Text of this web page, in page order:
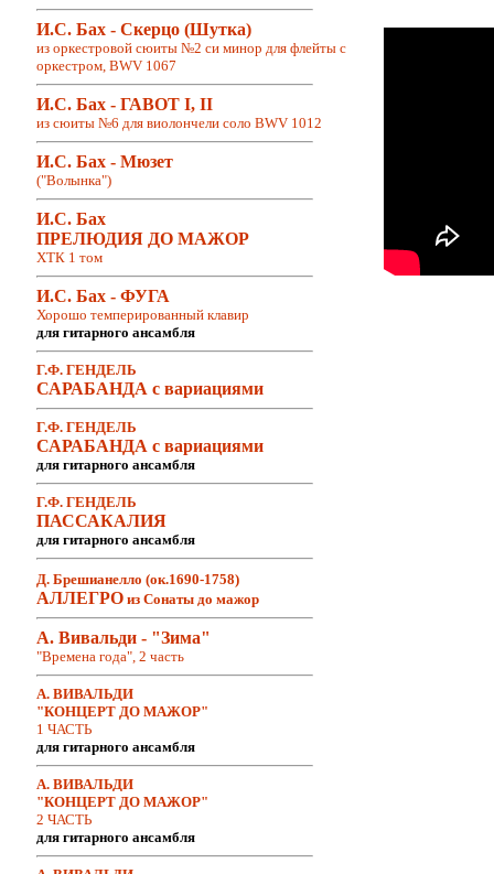
И.С. Бах - Скерцо (Шутка)
из оркестровой сюиты №2 си минор для флейты с
оркестром, BWV 1067
И.С. Бах - ГАВОТ I, II
из сюиты №6 для виолончели соло BWV 1012
И.С. Бах - Мюзет
("Волынка")
И.С. Бах
ПРЕЛЮДИЯ ДО МАЖОР
ХТК 1 том
И.С. Бах - ФУГА
Хорошо темперированный клавир
для гитарного ансамбля
Г.Ф. ГЕНДЕЛЬ
САРАБАНДА с вариациями
Г.Ф. ГЕНДЕЛЬ
САРАБАНДА с вариациями
для гитарного ансамбля
Г.Ф. ГЕНДЕЛЬ
ПАССАКАЛИЯ
для гитарного ансамбля
Д. Брешианелло (ок.1690-1758)
АЛЛЕГРО из Сонаты до мажор
А. Вивальди - "Зима"
"Времена года", 2 часть
А. ВИВАЛЬДИ
"КОНЦЕРТ ДО МАЖОР"
1 ЧАСТЬ
для гитарного ансамбля
А. ВИВАЛЬДИ
"КОНЦЕРТ ДО МАЖОР"
2 ЧАСТЬ
для гитарного ансамбля